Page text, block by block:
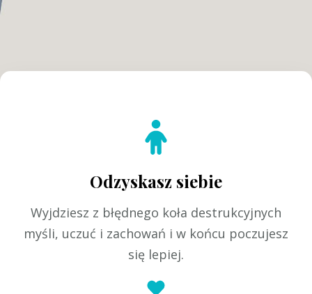
Odzyskasz siebie
Wyjdziesz z błędnego koła destrukcyjnych
myśli, uczuć i zachowań i w końcu poczujesz
się lepiej.